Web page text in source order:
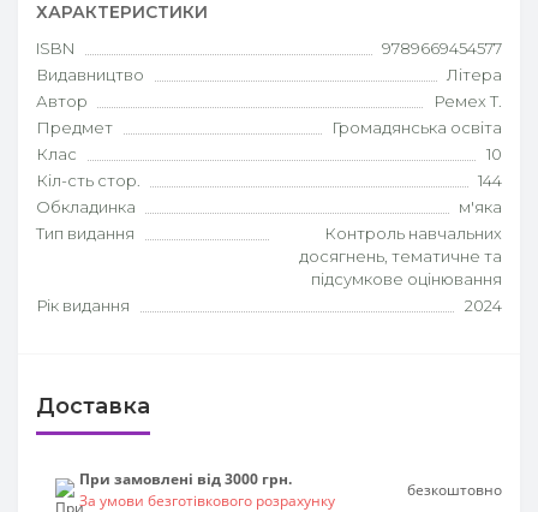
ХАРАКТЕРИСТИКИ
ISBN
9789669454577
Видавництво
Літера
Автор
Ремех Т.
Предмет
Громадянська освіта
Клас
10
Кіл-сть стор.
144
Обкладинка
м'яка
Тип видання
Контроль навчальних
досягнень, тематичне та
підсумкове оцінювання
Рік видання
2024
Доставка
При замовлені від 3000 грн.
За умови безготівкового розрахунку
безкоштовно